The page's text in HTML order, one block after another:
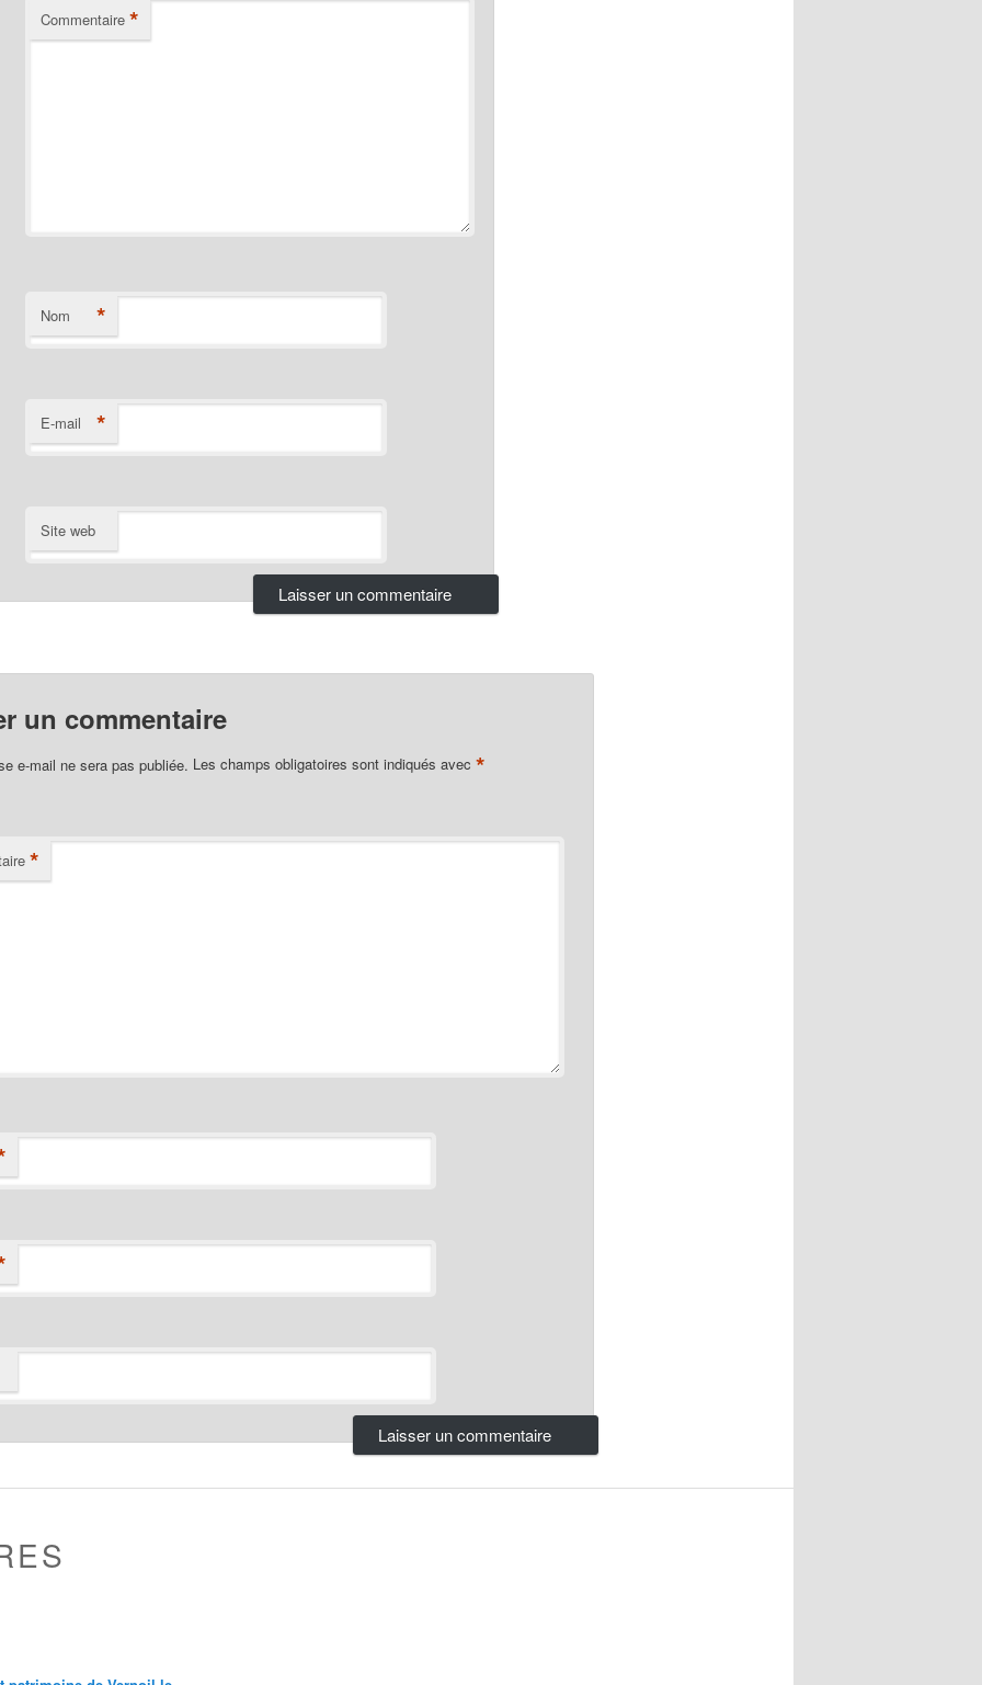
Commentaire *
Nom *
E-mail *
Site web
un commentaire
e-mail ne sera pas publiée. Les champs obligatoires sont indiqués avec *
*